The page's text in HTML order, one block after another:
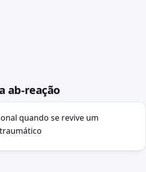
ab-reação
quando se revive um